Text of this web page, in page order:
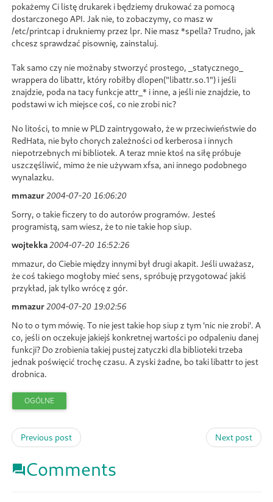
pokażemy Ci listę drukarek i będziemy drukować za pomocą
dostarczonego API. Jak nie, to zobaczymy, co masz w
/etc/printcap i drukniemy przez lpr. Nie masz *spella? Trudno, jak
chcesz sprawdzać pisownię, zainstaluj.
Tak samo czy nie możnaby stworzyć prostego, _statycznego_
wrappera do libattr, który robiłby dlopen("libattr.so.1") i jeśli
znajdzie, poda na tacy funkcje attr_* i inne, a jeśli nie znajdzie, to
podstawi w ich miejsce coś, co nie zrobi nic?
No litości, to mnie w PLD zaintrygowało, że w przeciwieństwie do
RedHata, nie było chorych zależności od kerberosa i innych
niepotrzebnych mi bibliotek. A teraz mnie ktoś na siłę próbuje
uszczęśliwić, mimo że nie używam xfsa, ani innego podobnego
wynalazku.
mmazur2004-07-20 16:06:20
Sorry, o takie ficzery to do autorów programów. Jesteś
programistą, sam wiesz, że to nie takie hop siup.
wojtekka2004-07-20 16:52:26
mmazur, do Ciebie między innymi był drugi akapit. Jeśli uważasz,
że coś takiego mogłoby mieć sens, spróbuję przygotować jakiś
przykład, jak tylko wrócę z gór.
mmazur2004-07-20 19:02:56
No to o tym mówię. To nie jest takie hop siup z tym 'nic nie zrobi'. A
co, jeśli on oczekuje jakiejś konkretnej wartości po odpaleniu danej
funkcji? Do zrobienia takiej pustej zatyczki dla biblioteki trzeba
jednak poświęcić trochę czasu. A zyski żadne, bo taki libattr to jest
drobnica.
OGÓLNE
Previous post Next post
Comments